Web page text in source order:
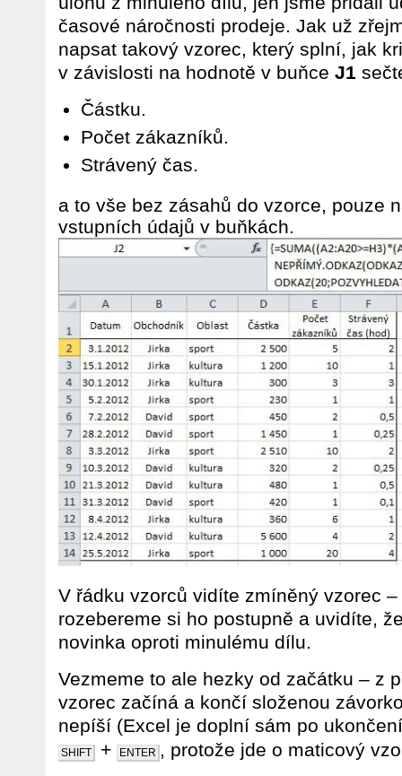
časové náročnosti prodeje. Jak už
napsat takový vzorec, který splní, jak
v závislosti na hodnotě v buňce J1
Částku.
Počet zákazníků.
Strávený čas.
a to vše bez zásahů do vzorce, pouze
vstupních údajů v buňkách.
V řádku vzorců vidíte zmíněný vzorec
rozebereme si ho postupně a uvidíte,
novinka oproti minulému dílu.
Vezmeme to ale hezky od začátku – z
vzorec začíná a končí složenou
nepíší (Excel je doplní sám po
SHIFT + ENTER , protože jde o maticový